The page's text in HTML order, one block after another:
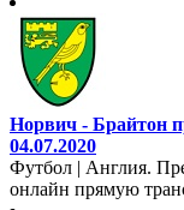
Норвич - Брайтон
04.07.2020
Футбол | Англия.
онлайн прямую